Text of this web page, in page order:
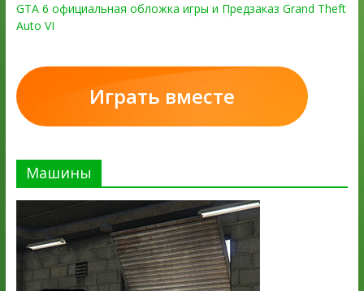
GTA 6 официальная обложка игры и Предзаказ Grand Theft
Auto VI
Играть вместе
Машины